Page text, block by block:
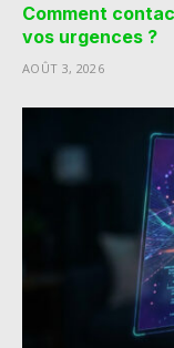
Comment
vos urgences ?
AOÛT 3, 2026